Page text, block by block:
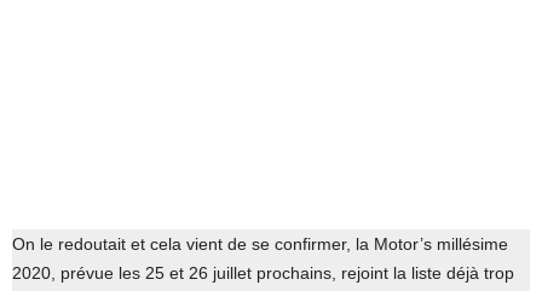
On le redoutait et cela vient de se confirmer, la Motor’s millésime
2020, prévue les 25 et 26 juillet prochains, rejoint la liste déjà trop